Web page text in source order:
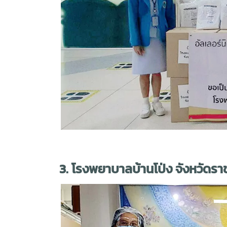
3. โรงพยาบาลบ้านโป่ง จังหวัดร